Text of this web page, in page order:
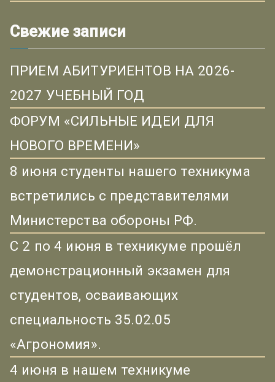
Свежие записи
ПРИЕМ АБИТУРИЕНТОВ НА 2026-
2027 УЧЕБНЫЙ ГОД
ФОРУМ «СИЛЬНЫЕ ИДЕИ ДЛЯ
НОВОГО ВРЕМЕНИ»
8 июня студенты нашего техникума
встретились с представителями
Министерства обороны РФ.
С 2 по 4 июня в техникуме прошёл
демонстрационный экзамен для
студентов, осваивающих
специальность 35.02.05
«Агрономия».
4 июня в нашем техникуме